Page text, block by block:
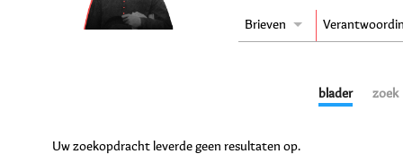
Brieven
blader zoek
Uw zoekopdracht leverde geen resultaten op.